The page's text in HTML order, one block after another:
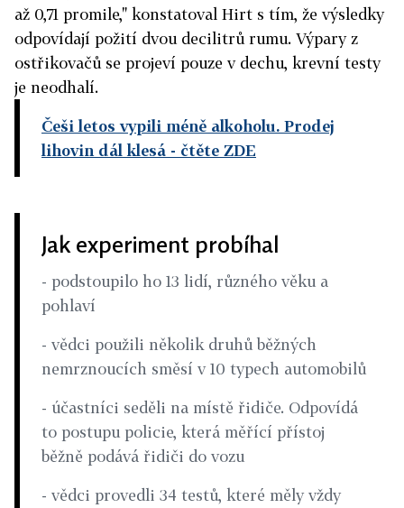
až 0,71 promile," konstatoval Hirt s tím, že výsledky
odpovídají požití dvou decilitrů rumu. Výpary z
ostřikovačů se projeví pouze v dechu, krevní testy
je neodhalí.
Češi letos vypili méně alkoholu. Prodej
lihovin dál klesá - čtěte ZDE
Jak experiment probíhal
- podstoupilo ho 13 lidí, různého věku a
pohlaví
- vědci použili několik druhů běžných
nemrznoucích směsí v 10 typech automobilů
- účastníci seděli na místě řidiče. Odpovídá
to postupu policie, která měřící přístoj
běžně podává řidiči do vozu
- vědci provedli 34 testů, které měly vždy